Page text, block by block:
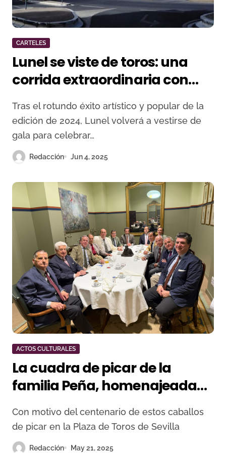
CARTELES
Lunel se viste de toros: una
corrida extraordinaria con
figuras del toreo el 20 de julio
Tras el rotundo éxito artístico y popular de la
edición de 2024, Lunel volverá a vestirse de
gala para celebrar…
Redacción Jun 4, 2025
ACTOS CULTURALES
La cuadra de picar de la
familia Peña, homenajeada
en la Tertulia Taurina de El
Aero
Con motivo del centenario de estos caballos
de picar en la Plaza de Toros de Sevilla
Redacción May 21, 2025